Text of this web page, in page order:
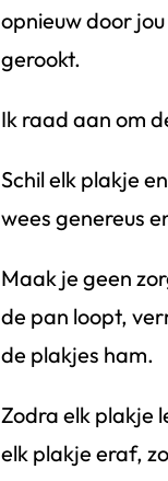
opnieuw door
gerookt.
Ik raad aan om
Schil elk plakje
wees genereus
Maak je geen
de pan loopt,
de plakjes ham.
Zodra elk plakje
elk plakje eraf,